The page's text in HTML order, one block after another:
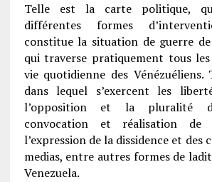
Telle est la carte politique,
différentes formes
constitue la situation de guerre
qui traverse pratiquement tous
vie quotidienne des
dans lequel s’exercent les
l’opposition et la pluralité
convocation et réalisation de
l’expression de la dissidence et des
medias, entre autres formes de
Venezuela.